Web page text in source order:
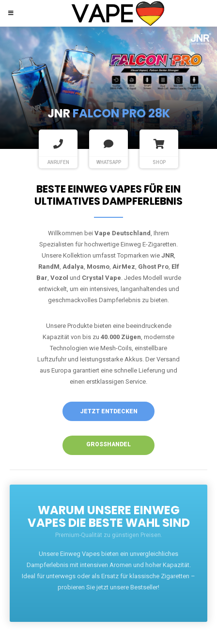
JNRSHISHA HOOKAH MAX
ANRUFEN WHATSAPP SHOP
BESTE EINWEG VAPES FÜR EIN
ULTIMATIVES DAMPFERLEBNIS
Willkommen bei Vape Deutschland, Ihrem
Spezialisten für hochwertige Einweg E-Zigaretten.
Unsere Kollektion umfasst Topmarken wie JNR,
RandM, Adalya, Mosmo, AirMez, Ghost Pro, Elf
Bar, Vozol und Crystal Vape. Jedes Modell wurde
entwickelt, um ein intensives, langanhaltendes und
geschmackvolles Dampferlebnis zu bieten.
Unsere Produkte bieten eine beeindruckende
Kapazität von bis zu 40.000 Zügen, modernste
Technologien wie Mesh-Coils, einstellbare
Luftzufuhr und leistungsstarke Akkus. Der Versand
aus Europa garantiert eine schnelle Lieferung und
einen erstklassigen Service.
JETZT ENTDECKEN
GROSSHANDEL
WARUM UNSERE EINWEG
VAPES DIE BESTE WAHL SIND
Premium-Qualität zu günstigen Preisen.
Unsere Einweg Vapes bieten ein unvergleichliches
Dampferlebnis mit intensiven Aromen und hoher Kapazität.
Ideal für unterwegs oder als Ersatz für klassische Zigaretten –
probieren Sie jetzt unsere Bestseller!